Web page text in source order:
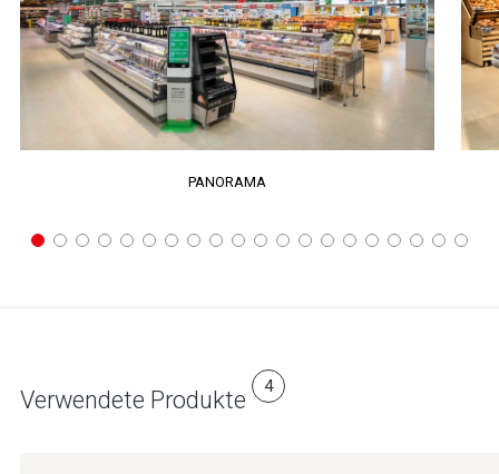
PANORAMA
Verwendete Produkte 4